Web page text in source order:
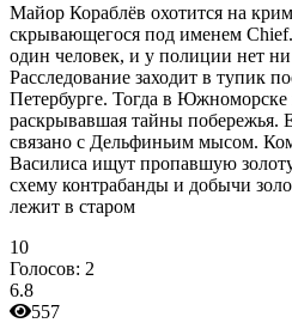
Майор Кораблёв охотится на
скрывающегося под именем
один человек, и у полиции нет
Расследование заходит в тупик
Петербурге. Тогда в Южноморске
раскрывавшая тайны побережья.
связано с Дельфиньим мысом.
Василиса ищут пропавшую
схему контрабанды и добычи
лежит в старом
10
Голосов: 2
6.8
557